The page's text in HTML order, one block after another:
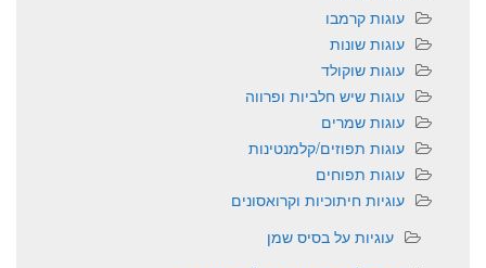
עוגות קרמבו
עוגות שונות
עוגות שוקולד
עוגות שיש חלביות ופרווה
עוגות שמרים
עוגות תפוזים/קלמנטינות
עוגות תפוחים
עוגיות חיתוכיות וקרואסונים
עוגיות על בסיס שמן